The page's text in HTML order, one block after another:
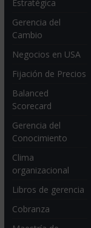
Estratégica
Gerencia del
Cambio
Negocios en USA
Fijación de Precios
Balanced
Scorecard
Gerencia del
Conocimiento
Clima
organizacional
Libros de gerencia
Cobranza